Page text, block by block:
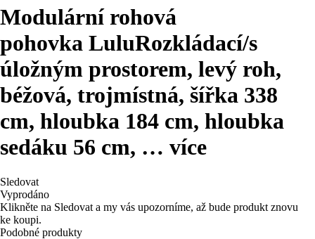
Modulární rohová
pohovka LuluRozkládací/s
úložným prostorem, levý roh,
béžová, trojmístná, šířka 338
cm, hloubka 184 cm, hloubka
sedáku 56 cm, … více
Sledovat
Vyprodáno
Klikněte na Sledovat a my vás upozorníme, až bude produkt znovu
ke koupi.
Podobné produkty